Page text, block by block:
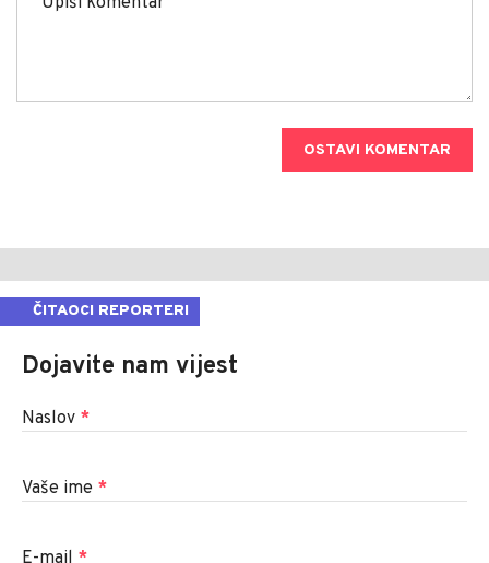
OSTAVI KOMENTAR
ČITAOCI REPORTERI
Dojavite nam vijest
Naslov *
Vaše ime *